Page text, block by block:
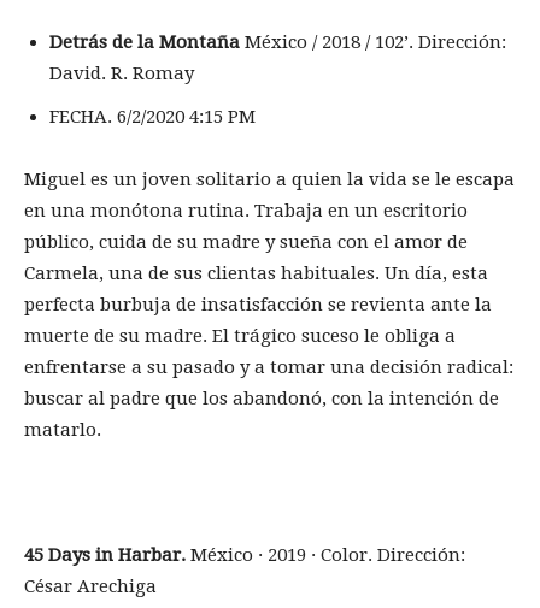
Detrás de la Montaña México / 2018 / 102’. Dirección:
David. R. Romay
FECHA. 6/2/2020 4:15 PM
Miguel es un joven solitario a quien la vida se le escapa
en una monótona rutina. Trabaja en un escritorio
público, cuida de su madre y sueña con el amor de
Carmela, una de sus clientas habituales. Un día, esta
perfecta burbuja de insatisfacción se revienta ante la
muerte de su madre. El trágico suceso le obliga a
enfrentarse a su pasado y a tomar una decisión radical:
buscar al padre que los abandonó, con la intención de
matarlo.
45 Days in Harbar. México · 2019 · Color. Dirección:
César Arechiga